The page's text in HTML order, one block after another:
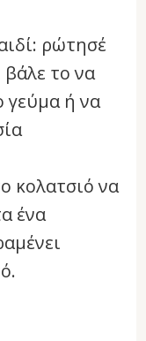
ρώτησέ
βάλε το να
γεύμα ή να
κολατσιό να
ένα